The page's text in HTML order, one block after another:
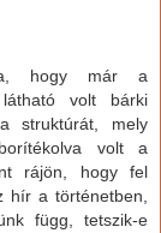
hogy már a
látható volt bárki
struktúrát, mely
volt a
rájön, hogy fel
hír a történetben,
függ, tetszik-e